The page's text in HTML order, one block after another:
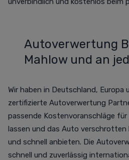
Autoverwertung
Mahlow und an
Wir haben in Deutschland, Europa
zertifizierte Autoverwertung
passende Kostenvoranschläge
lassen und das Auto verschrotten
und schnell anbieten. Die
schnell und zuverlässig